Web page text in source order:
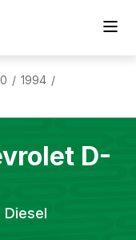
/ 1994 /
D-
Diesel